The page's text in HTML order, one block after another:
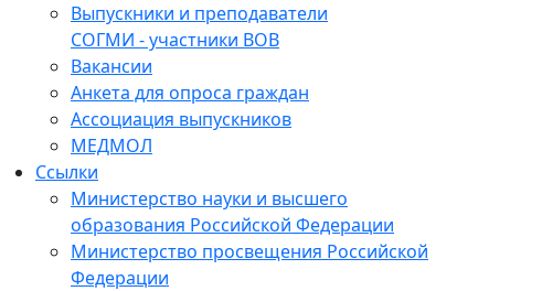
Выпускники и преподаватели
СОГМИ - участники ВОВ
Вакансии
Анкета для опроса граждан
Ассоциация выпускников
МЕДМОЛ
Ссылки
Министерство науки и высшего
образования Российской Федерации
Министерство просвещения Российской
Федерации